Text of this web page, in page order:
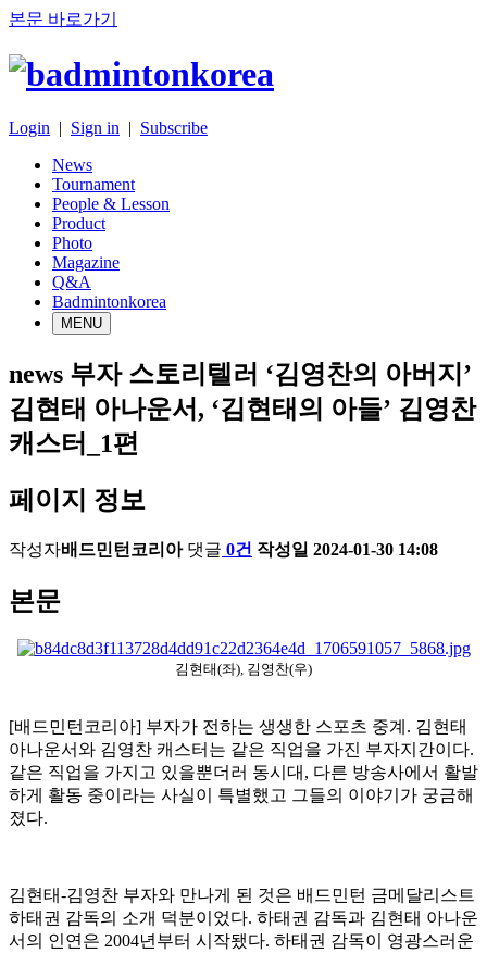
본문 바로가기
Login | Sign in | Subscribe
News
Tournament
People & Lesson
Product
Photo
Magazine
Q&A
Badmintonkorea
MENU
news 부자 스토리텔러 ‘김영찬의 아버지’
김현태 아나운서, ‘김현태의 아들’ 김영찬
캐스터_1편
페이지 정보
작성자배드민턴코리아 댓글 0건 작성일 2024-01-30 14:08
본문
김현태(좌), 김영찬(우)
[배드민턴코리아] 부자가 전하는 생생한 스포츠 중계 . 김현태
아나운서와 김영찬 캐스터는 같은 직업을 가진 부자지간이다.
같은 직업을 가지고 있을뿐더러 동시대 , 다른 방송사에서 활발
하게 활동 중이라는 사실이 특별했고 그들의 이야기가 궁금해
졌다.
김현태-김영찬 부자와 만나게 된 것은 배드민턴 금메달리스트
하태권 감독의 소개 덕분이었다. 하태권 감독과 김현태 아나운
서의 인연은 2004년부터 시작됐다. 하태권 감독이 영광스러운